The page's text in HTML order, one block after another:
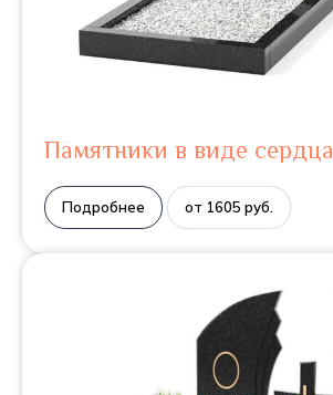
Памятники в виде сердца
Подробнее от 1605 руб.